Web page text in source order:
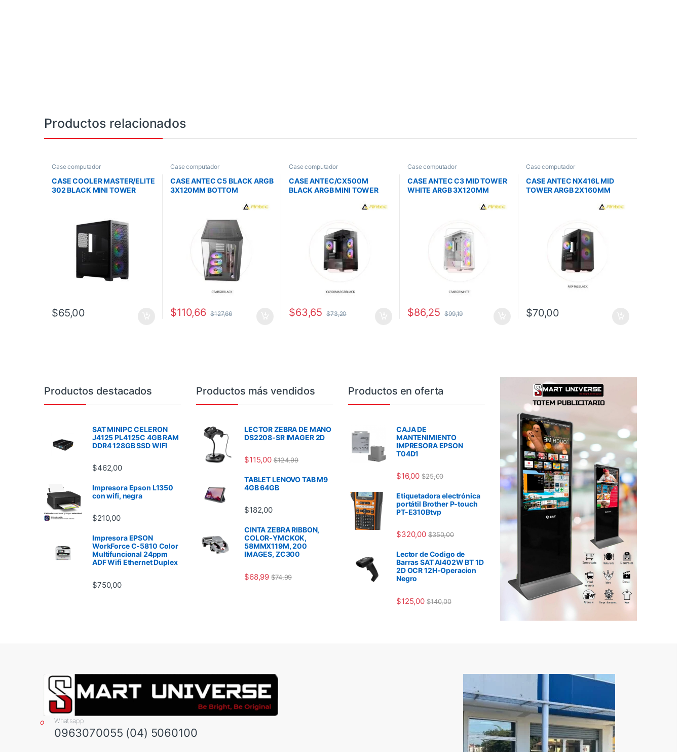
Productos relacionados
Case computador
CASE COOLER MASTER/ELITE
302 BLACK MINI TOWER
$65,00
Case computador
CASE ANTEC C5 BLACK ARGB
3X120MM BOTTOM
$110,66 $127,66
Case computador
CASE ANTEC/CX500M
BLACK ARGB MINI TOWER
REVERSE FANS 1X120MM
$63,65 $73,20
Case computador
CASE ANTEC C3 MID TOWER
WHITE ARGB 3X120MM
$86,25 $99,19
Case computador
CASE ANTEC NX416L MID
TOWER ARGB 2X160MM
$70,00
Brands Carousel
Productos destacados
SAT MINIPC CELERON
J4125 PL4125C 4GB RAM
DDR4 128GB SSD WIFI
$462,00
Impresora Epson L1350
con wifi, negra
$210,00
Impresora EPSON
WorkForce C-5810 Color
Multifuncional 24ppm
ADF Wifi Ethernet Duplex
$750,00
Productos más vendidos
LECTOR ZEBRA DE MANO
DS2208-SR IMAGER 2D
$115,00 $124,99
TABLET LENOVO TAB M9
4GB 64GB
$182,00
CINTA ZEBRA RIBBON,
COLOR-YMCKOK,
58MMX119M, 200
IMAGES, ZC300
$68,99 $74,99
Productos en oferta
CAJA DE
MANTENIMIENTO
IMPRESORA EPSON
T04D1
$16,00 $25,00
Etiquetadora electrónica
portátil Brother P-touch
PT-E310Btvp
$320,00 $350,00
Lector de Codigo de
Barras SAT AI402W BT 1D
2D OCR 12H-Operacion
Negro
$125,00 $140,00
Whatsapp
0963070055 (04) 5060100